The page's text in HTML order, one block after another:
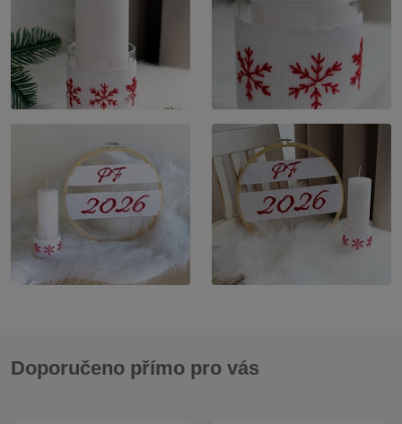
Doporučeno přímo pro vás